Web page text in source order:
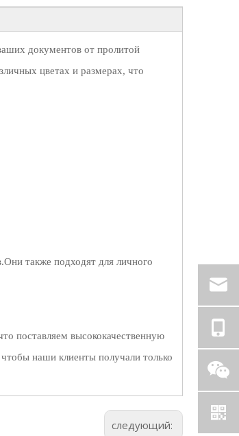
документов от пролитой
цветах и ​​​​размерах, что
также подходят для личного
поставляем высококачественную
наши клиенты получали только
следующий: